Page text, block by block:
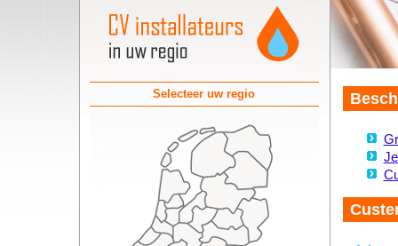
Selecteer uw regio